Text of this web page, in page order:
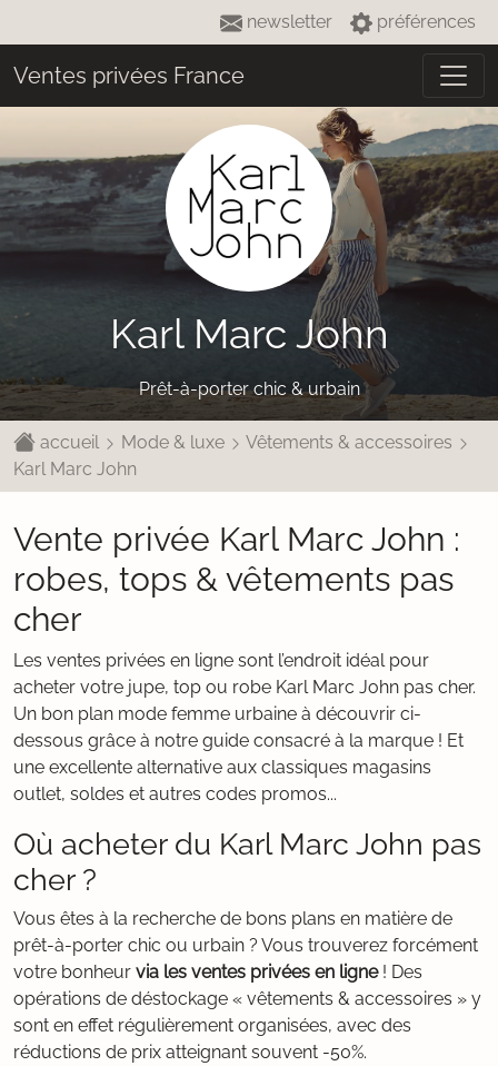
newsletter préférences
Ventes privées France
Karl Marc John
Prêt-à-porter chic & urbain
accueil Mode & luxe
Vêtements & accessoires
Karl Marc John
Vente privée Karl Marc John :
robes, tops & vêtements pas
cher
Les ventes privées en ligne sont l’endroit idéal pour
acheter votre jupe, top ou robe Karl Marc John pas cher.
Un bon plan mode femme urbaine à découvrir ci-
dessous grâce à notre guide consacré à la marque ! Et
une excellente alternative aux classiques magasins
outlet, soldes et autres codes promos...
Où acheter du Karl Marc John pas
cher ?
Vous êtes à la recherche de bons plans en matière de
prêt-à-porter chic ou urbain ? Vous trouverez forcément
votre bonheur via les ventes privées en ligne! Des
opérations de déstockage « vêtements & accessoires » y
sont en effet régulièrement organisées, avec des
réductions de prix atteignant souvent -50%.